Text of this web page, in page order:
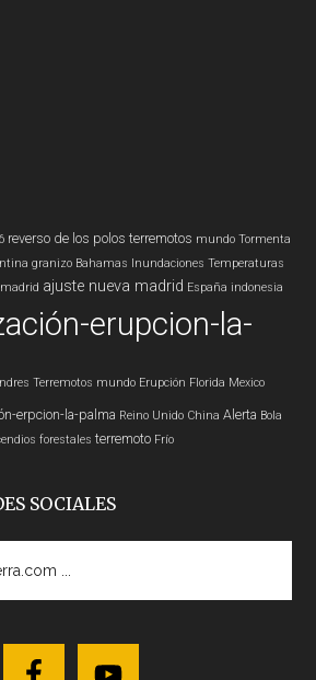
reverso de los polos terremotos mundo Tormenta
granizo Bahamas Inundaciones Temperaturas
ajuste nueva madrid España indonesia
erupcion-la-
Terremotos mundo Erupción Florida Mexico
erpcion-la-palma Reino Unido China Alerta Bola
forestales terremoto Frío
SOCIALES